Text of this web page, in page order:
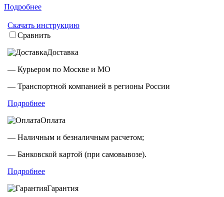
Подробнее
Скачать инструкцию
Сравнить
Доставка
— Курьером по Москве и МО
— Транспортной компанией в регионы России
Подробнее
Оплата
— Наличным и безналичным расчетом;
— Банковской картой (при самовывозе).
Подробнее
Гарантия